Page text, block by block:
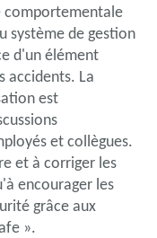
comportementale
système de gestion
d'un élément
accidents. La
est
et collègues.
et à corriger les
encourager les
grâce aux
».